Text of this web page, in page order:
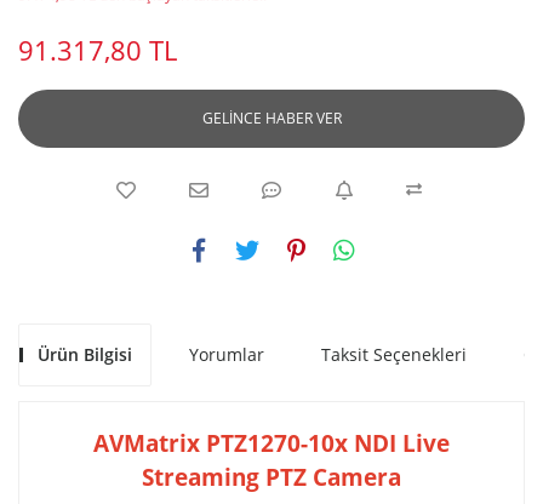
91.317,80 TL
GELİNCE HABER VER
Ürün Bilgisi Yorumlar Taksit Seçenekleri
AVMatrix PTZ1270-10x NDI Live
Streaming PTZ Camera